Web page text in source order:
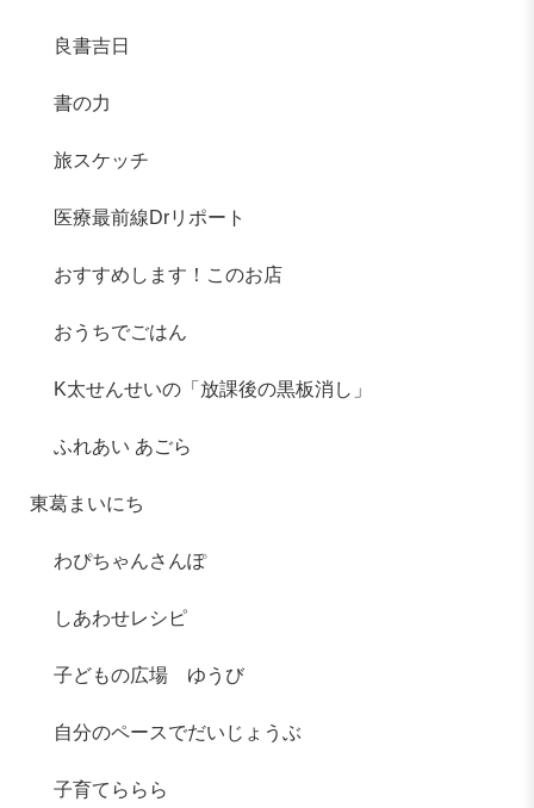
良書吉日
書の力
旅スケッチ
医療最前線Drリポート
おすすめします！このお店
おうちでごはん
K太せんせいの「放課後の黒板消し」
ふれあい あごら
東葛まいにち
わぴちゃんさんぽ
しあわせレシピ
子どもの広場 ゆうび
自分のペースでだいじょうぶ
子育てららら